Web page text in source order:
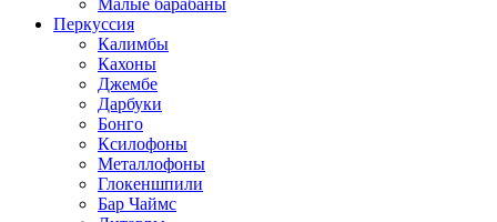
Малые барабаны
Перкуссия
Калимбы
Кахоны
Джембе
Дарбуки
Бонго
Ксилофоны
Металлофоны
Глокеншпили
Бар Чаймс